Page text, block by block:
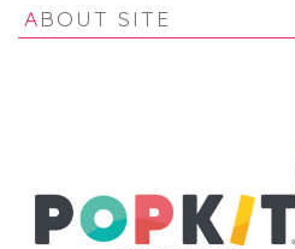
ABOUT SITE